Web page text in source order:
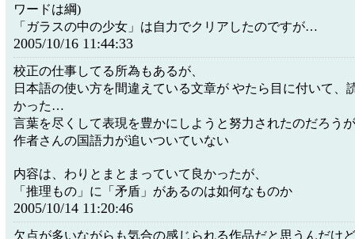
ワードは綱)
「ガラスの中の少女」は自力でクリアしたのですが…
2005/10/16 11:44:33
校正の仕事してる所為もあるが、
日本語の使い方を間違えている文章が やたら目に付いて、
かった…
言葉を尽くして表現を豊かにしようと努力されたのだろう
作者さんの国語力が追いついていない
内容は、わりとまとまっていて良かったが、
「推理もの」に「矛盾」があるのは如何なものか
2005/10/14 11:20:46
欠点が多いながらも気合の感じられる作品だと思うんだけど